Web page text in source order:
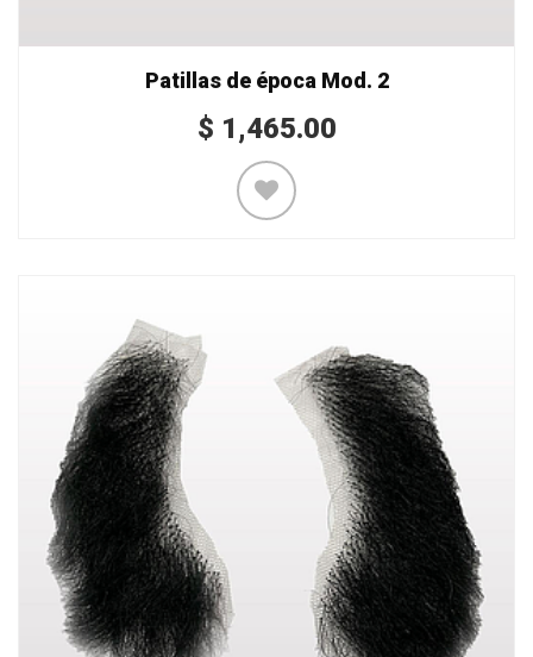
Patillas de época Mod. 2
$ 1,465.00